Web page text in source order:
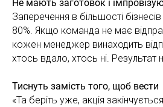
Не мають заготовок і
Заперечення в більшості
80%. Якщо команда не має
кожен менеджер винаходить
хтось вдало, хтось ні. Результат
Тиснуть замість того, щоб вести
«Та беріть уже, акція